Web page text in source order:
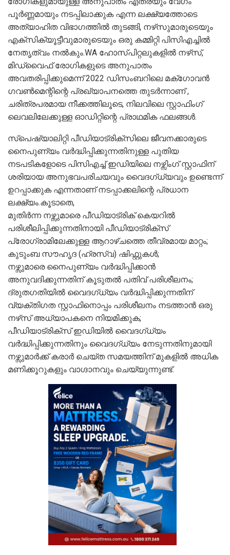
പൂർണ്ണമായും നടപ്പിലാക്കുക എന്ന ലക്ഷ്യത്തോടെ
അത്യാഹിത വിഭാഗത്തിൽ തുടങ്ങി, നഴ്‌സുമാരുടെയും
എക്‌സിക്യൂട്ടീവുമാരുടെയും ഒരു കമ്മിറ്റി പിസിഎച്ചിൽ
നേതൃത്വം നൽകും.WA ഹോസ്പിറ്റലുകളിൽ നഴ്‌സ്,
മിഡ്‌വൈഫ് രോഗികളുടെ അനുപാതം
അവതരിപ്പിക്കുമെന്ന് 2022 ഡിസംബറിലെ മക്‌ഗോവൻ
ഗവൺമെന്റിന്റെ പ്രഖ്യാപനത്തെ തുടർന്നാണ് ,
ചരിത്രപരമായ നീക്കത്തിലൂടെ, നിലവിലെ സ്റ്റാഫിംഗ്
ലെവലിലേക്കുള്ള ഓഡിറ്റിന്റെ പ്രാഥമിക ഫലങ്ങൾ.
സ്പെഷ്യാലിറ്റി പീഡിയാട്രിക്സിലെ ജീവനക്കാരുടെ
നൈപുണ്യം വർദ്ധിപ്പിക്കുന്നതിനുള്ള പുതിയ
നടപടികളോടെ പിസിഎച്ച് ഇഡിയിലെ നഴ്സിംഗ് സ്റ്റാഫിന്
ശരിയായ അനുഭവപരിചയവും വൈദഗ്ധ്യവും ഉണ്ടെന്ന്
ഉറപ്പാക്കുക എന്നതാണ് നടപ്പാക്കലിന്റെ പ്രധാന
ലക്ഷ്യം.കൂടാതെ,
മുതിർന്ന നഴ്സുമാരെ പീഡിയാട്രിക് കെയറിൽ
പരിശീലിപ്പിക്കുന്നതിനായി പീഡിയാട്രിക്സ്
പ്രോഗ്രാമിലേക്കുള്ള ആറാഴ്ചത്തെ തീവ്രമായ മാറ്റം;
കുടുംബ സൗഹൃദ (ഹ്രസ്വ) ഷിഫ്റ്റുകൾ;
നഴ്സുമാരെ നൈപുണ്യം വർദ്ധിപ്പിക്കാൻ
അനുവദിക്കുന്നതിന് കൂടുതൽ പതിവ് പരിശീലനം;
ദ്രുതഗതിയിൽ വൈദഗ്ധ്യം വർദ്ധിപ്പിക്കുന്നതിന്
വ്യക്തിഗത സ്റ്റാഫിനൊപ്പം പരിശീലനം നടത്താൻ ഒരു
നഴ്‌സ് അധ്യാപകനെ നിയമിക്കുക;
പീഡിയാട്രിക്സ് ഇഡിയിൽ വൈദഗ്ധ്യം
വർദ്ധിപ്പിക്കുന്നതിനും വൈദഗ്ധ്യം നേടുന്നതിനുമായി
നഴ്സുമാർക്ക് കരാർ ചെയ്ത സമയത്തിന് മുകളിൽ അധിക
മണിക്കൂറുകളും വാഗ്ദാനവും ചെയ്യുന്നുണ്ട്.